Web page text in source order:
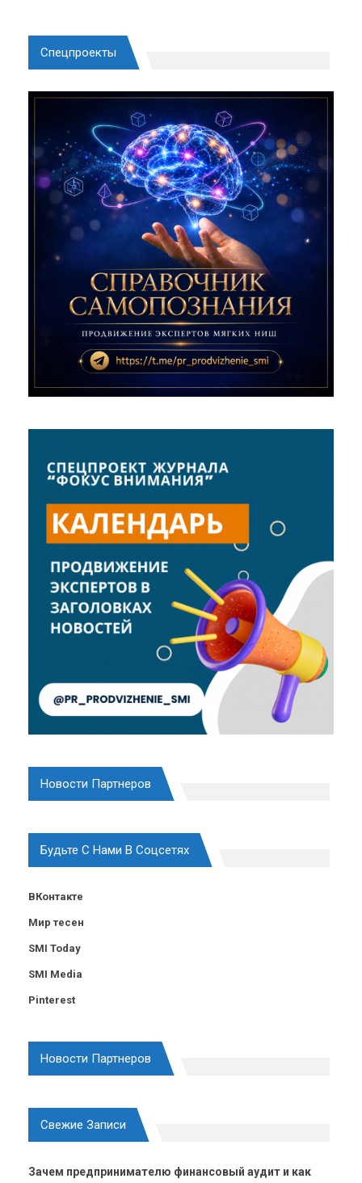
Спецпроекты
Новости Партнеров
Будьте С Нами В Соцсетях
ВКонтакте
Мир тесен
SMI Today
SMI Media
Pinterest
Новости Партнеров
Свежие Записи
Зачем предпринимателю финансовый аудит и как